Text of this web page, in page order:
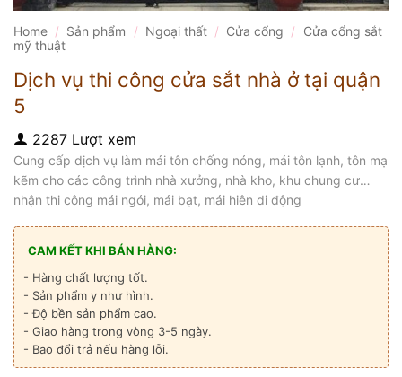
Home / Sản phẩm / Ngoại thất / Cửa cổng /
Cửa cổng sắt
mỹ thuật
Dịch vụ thi công cửa sắt nhà ở tại quận
5
2287 Lượt xem
Cung cấp dịch vụ làm mái tôn chống nóng, mái tôn lạnh, tôn mạ
kẽm cho các công trình nhà xưởng, nhà kho, khu chung cư…
nhận thi công mái ngói, mái bạt, mái hiên di động
CAM KẾT KHI BÁN HÀNG:
- Hàng chất lượng tốt.
- Sản phẩm y như hình.
- Độ bền sản phẩm cao.
- Giao hàng trong vòng 3-5 ngày.
- Bao đổi trả nếu hàng lỗi.